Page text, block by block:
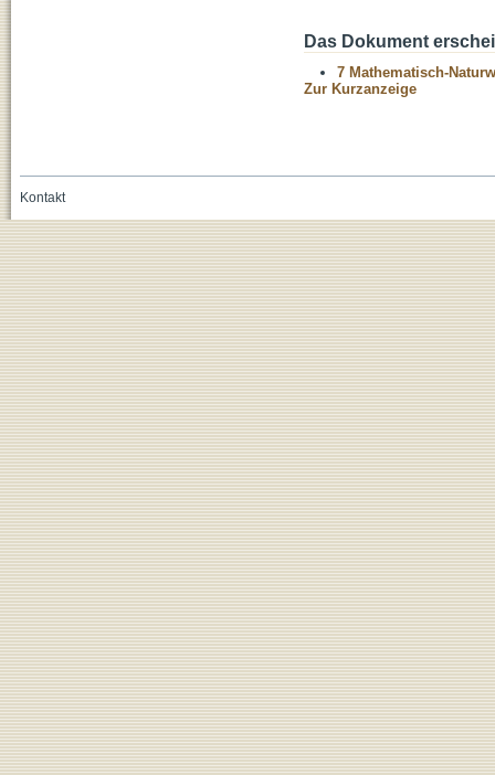
Das Dokument
7 Mathematisch-
Zur Kurzanzeige
Kontakt